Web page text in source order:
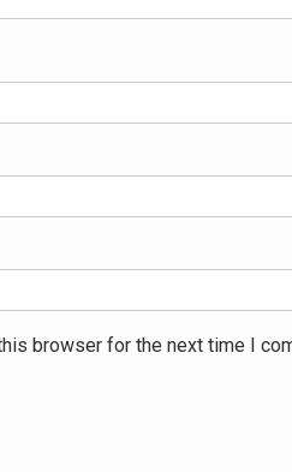
browser for the next time I